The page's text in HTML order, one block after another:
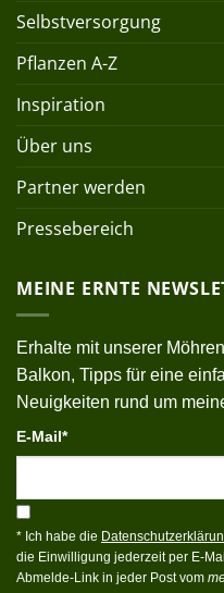
Selbstversorgung
Pflanzen A-Z
Inspiration
Über uns
Partner werden
Pressebereich
MEINE ERNTE
Erhalte mit unserer
Balkon, Tipps für eine
Neuigkeiten rund um
E-Mail*
* Ich habe die
die Einwilligung jederzeit per E-
Abmelde-Link in jeder Post vom